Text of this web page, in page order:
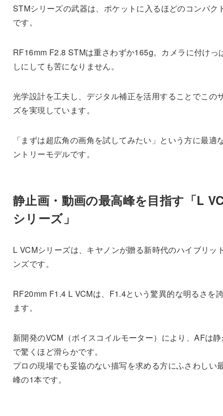
STMシリーズの武器は、ポケットに入るほどのコンパク
です。
RF16mm F2.8 STMは重さわずか165g。カメラに付けっ
しにしても苦になりません。
光学設計を工夫し、デジタル補正を活用することでこの
ズを実現しています。
「まずは超広角の画角を試してみたい」という方に最適
ントリーモデルです。
静止画・動画の最高峰を目指す「L
シリーズ」
L VCMシリーズは、キヤノンが贈る新時代のハイブリッ
ンズです。
RF20mm F1.4 L VCMは、F1.4という驚異的な明るさを
ます。
新開発のVCM（ボイスコイルモーター）により、AFは
で驚くほど滑らかです。
プロの現場でも妥協のない描写を求める方にふさわしい
峰の1本です。